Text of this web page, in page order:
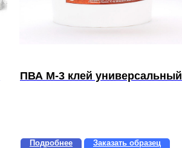
ПВА М-3 клей универсальный
Подробнее Заказать образец